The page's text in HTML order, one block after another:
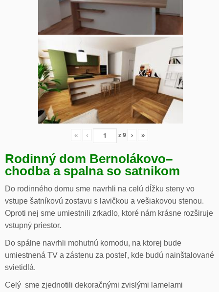
« ‹ z9 › »
Rodinný dom Bernolákovo–
chodba a spalna so satnikom
Do rodinného domu sme navrhli na celú dĺžku steny vo
vstupe šatníkovú zostavu s lavičkou a vešiakovou stenou.
Oproti nej sme umiestnili zrkadlo, ktoré nám krásne rozširuje
vstupný priestor.
Do spálne navrhli mohutnú komodu, na ktorej bude
umiestnená TV a zástenu za posteľ, kde budú nainštalované
svietidlá.
Celý sme zjednotili dekoračnými zvislými lamelami